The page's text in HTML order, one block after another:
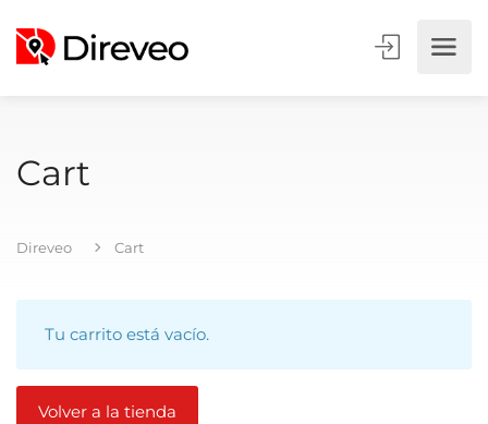
Cart
Direveo Cart
Tu carrito está vacío.
Volver a la tienda